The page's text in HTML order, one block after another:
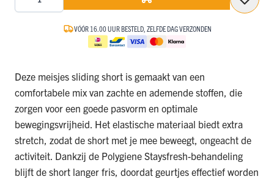
VÓÓR 16.00 UUR BESTELD, ZELFDE DAG VERZONDEN
Deze meisjes sliding short is gemaakt van een
comfortabele mix van zachte en ademende stoffen, die
zorgen voor een goede pasvorm en optimale
bewegingsvrijheid. Het elastische materiaal biedt extra
stretch, zodat de short met je mee beweegt, ongeacht de
activiteit. Dankzij de Polygiene Staysfresh-behandeling
blijft de short langer fris, doordat geurtjes effectief worden